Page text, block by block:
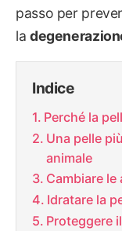
passo per
la
Indice
Perché la
Una pelle
animale
Cambiare
Idratare la
Proteggere